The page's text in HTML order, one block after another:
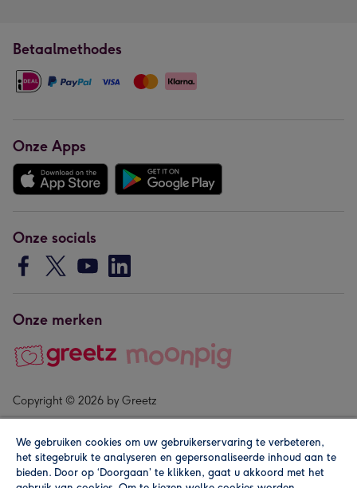
Betaalmethodes
Onze Apps
Onze socials
Onze merken
Copyright © 2026 by Greetz
We gebruiken cookies om uw gebruikerservaring te verbeteren,
het sitegebruik te analyseren en gepersonaliseerde inhoud aan te
bieden. Door op ‘Doorgaan’ te klikken, gaat u akkoord met het